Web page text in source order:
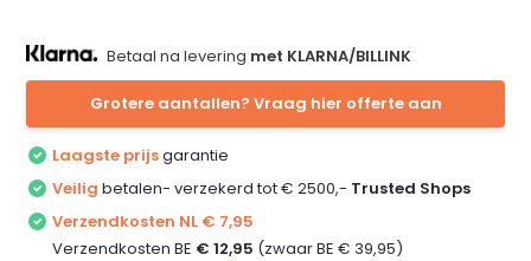
Betaal na levering met KLARNA/BILLINK
Grotere aantallen? Vraag hier offerte aan
Laagste prijsgarantie
Veilig betalen- verzekerd tot € 2500,- Trusted Shops
Verzendkosten NL € 7,95
Verzendkosten BE € 12,95 (zwaar BE € 39,95)